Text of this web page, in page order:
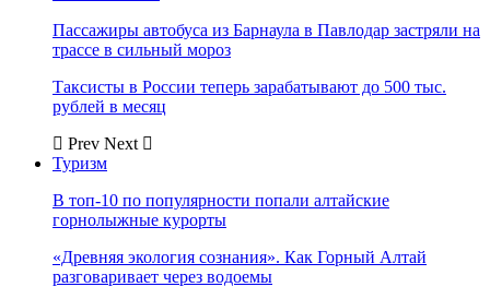
Пассажиры автобуса из Барнаула в Павлодар застряли на
трассе в сильный мороз
Таксисты в России теперь зарабатывают до 500 тыс.
рублей в месяц
Prev Next
Туризм
В топ-10 по популярности попали алтайские
горнолыжные курорты
«Древняя экология сознания». Как Горный Алтай
разговаривает через водоемы